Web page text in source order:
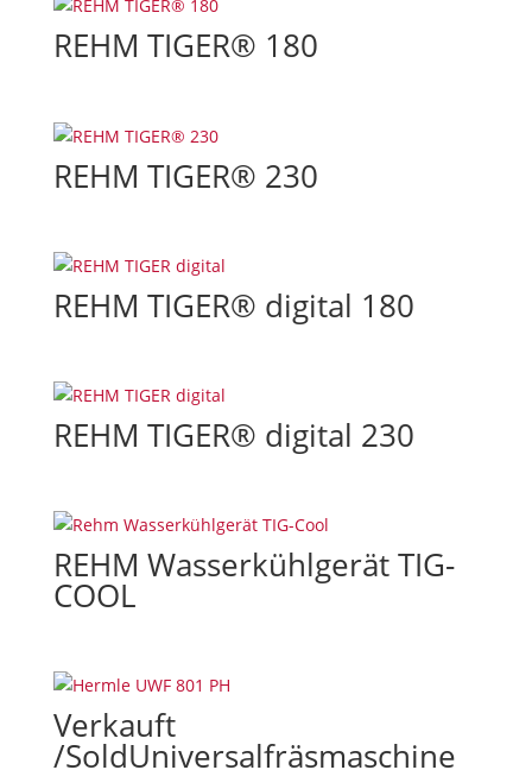
REHM TIGER® 180
REHM TIGER® 230
REHM TIGER® digital 180
REHM TIGER® digital 230
REHM Wasserkühlgerät TIG-
COOL
Verkauft
/SoldUniversalfräsmaschine